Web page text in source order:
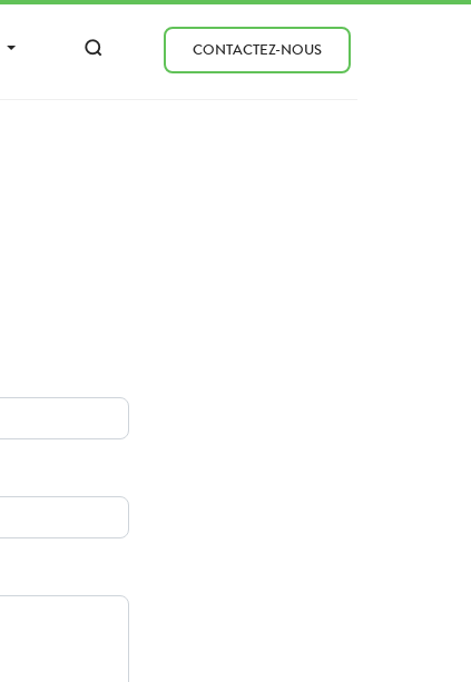
CONTACTEZ-NOUS